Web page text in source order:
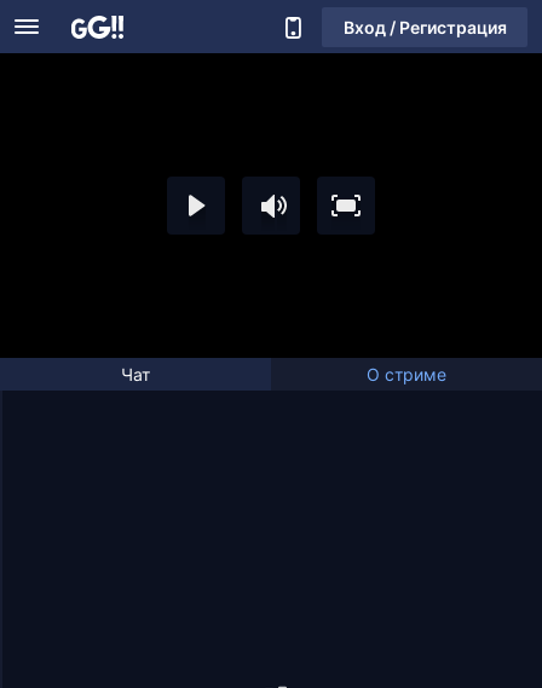
Вход / Регистрация
Чат О стриме